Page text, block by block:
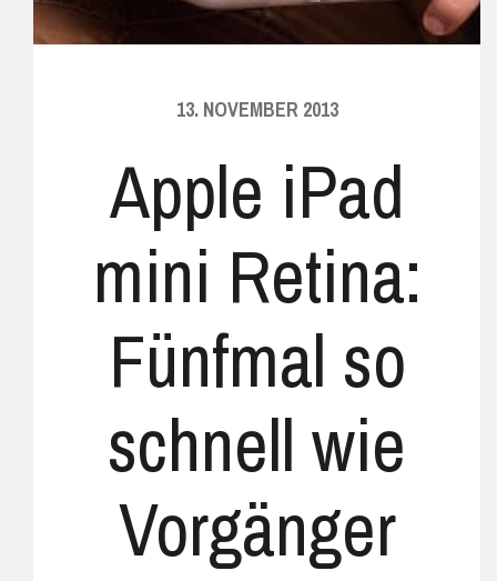
13. NOVEMBER 2013
Apple iPad
mini Retina:
Fünfmal so
schnell wie
Vorgänger